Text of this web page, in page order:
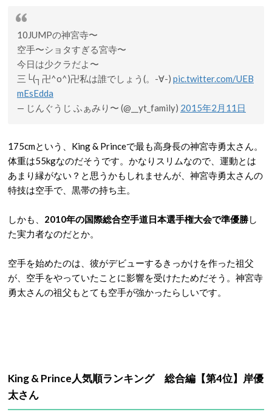
10JUMPの神宮寺〜
空手〜ショタすぎる宮寺〜
今日は少クラだよ〜
三└(┐卍^o^)卍私は誰でしょう(。-∀-) pic.twitter.com/UEB
mEsEdda
— じんぐうじ ふぁみり〜 (@__yt_family) 2015年2月11日
175cmという、King & Princeで最も高身長の神宮寺勇太さん。
体重は55kgなのだそうです。かなりスリムなので、運動とは
あまり縁がない？と思うかもしれませんが、神宮寺勇太さんの
特技は空手で、黒帯の持ち主。
しかも、 2010年の国際総合空手道日本選手権大会で準優勝し
た実力者なのだとか。
空手を始めたのは、彼がデビューするきっかけを作った祖父
が、空手をやっていたことに影響を受けたためだそう。神宮寺
勇太さんの祖父もとても空手が強かったらしいです。
King & Prince人気順ランキング 総合編【第4位】岸優
太さん